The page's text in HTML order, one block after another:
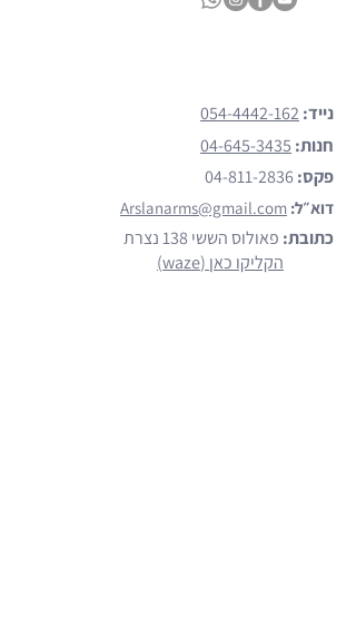
נייד: 054-4442-162
חנות: 04-645-3435
פקס:04-811-2836
דוא״ל: Arslanarms@gmail.com
כתובת: פאולוס הששי 138 נצרת
הקליקו כאן (waze)